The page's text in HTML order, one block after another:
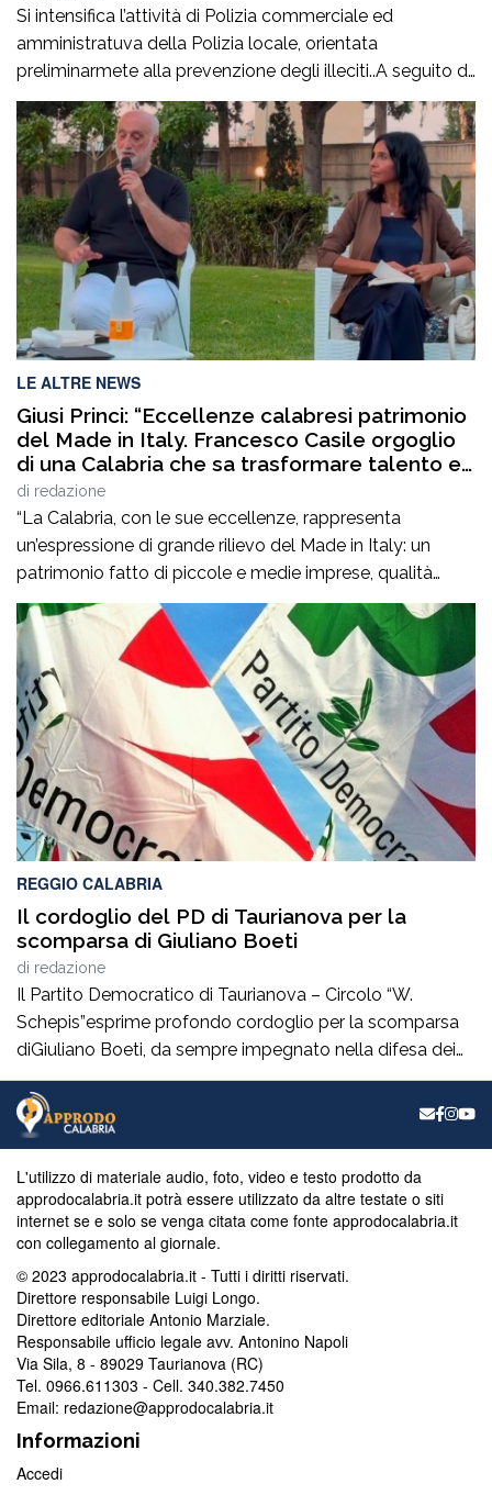
Si intensifica l’attività di Polizia commerciale ed
amministratuva della Polizia locale, orientata
preliminarmete alla prevenzione degli illeciti..A seguito di
mirati servizi svolti negli ultimi giorni, anche su
segnalazione di alcune associazioni di categoria, la
Polizia Locale ha attenzionato le aree commerciali
cittadine al fine di prevenire e reprimere la vendita
abusiva o irregolare su area […]
LE ALTRE NEWS
Giusi Princi: “Eccellenze calabresi patrimonio
del Made in Italy. Francesco Casile orgoglio
di una Calabria che sa trasformare talento e
competenze in valore”
di redazione
“La Calabria, con le sue eccellenze, rappresenta
un’espressione di grande rilievo del Made in Italy: un
patrimonio fatto di piccole e medie imprese, qualità
artigiane, saperi produttivi, creatività e competenze
capaci di tradurre l’identità dei territori in valore
riconosciuto in Italia e all’estero”. Lo afferma
l’europarlamentare Giusi Princi, intervenuta all’incontro di
presentazione del libro “Realtà […]
REGGIO CALABRIA
Il cordoglio del PD di Taurianova per la
scomparsa di Giuliano Boeti
di redazione
Il Partito Democratico di Taurianova – Circolo “W.
Schepis”esprime profondo cordoglio per la scomparsa
diGiuliano Boeti, da sempre impegnato nella difesa dei
valori democratici e antifascisti. Fondatore della sezione
ANPI di Taurianova e suo primo presidente,ha contribuito
con passione e coerenza alla vita civile e culturale della
memoria storica […]
L'utilizzo di materiale audio, foto, video e testo prodotto da
approdocalabria.it potrà essere utilizzato da altre testate o siti
internet se e solo se venga citata come fonte approdocalabria.it
con collegamento al giornale.
© 2023 approdocalabria.it - Tutti i diritti riservati.
Direttore responsabile Luigi Longo.
Direttore editoriale Antonio Marziale.
Responsabile ufficio legale avv. Antonino Napoli
Via Sila, 8 - 89029 Taurianova (RC)
Tel. 0966.611303 - Cell. 340.382.7450
Email: redazione@approdocalabria.it
Informazioni
Accedi